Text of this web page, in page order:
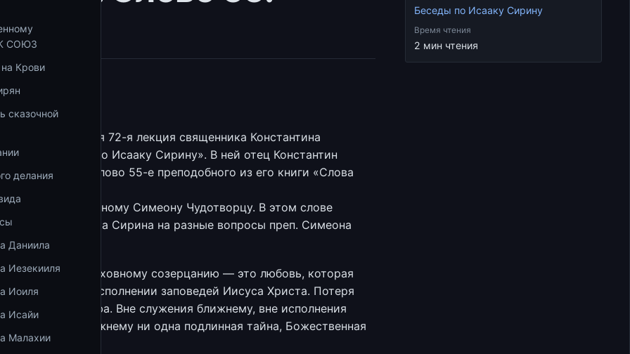
СОЮЗ
Крови
сказочной
делания
Даниила
Иезекииля
Иоиля
Исайи
Малахии
3
и сёстры.
предлагается 72-я лекция священника Константина
цикла «Беседы по Исааку Сирину». В ней отец Константин
слово 55-е преподобного из его книги «Слова
к преподобному Симеону Чудотворцу. В этом слове
преп. Исаака Сирина на разные вопросы преп. Симеона
путь к духовному созерцанию — это любовь, которая
всего, в исполнении заповедей Иисуса Христа. Потеря
катастрофа. Вне служения ближнему, вне исполнения
отношению к ближнему ни одна подлинная тайна, Божественная
Беседы по Исааку Сирину
Время чтения
2 мин чтения